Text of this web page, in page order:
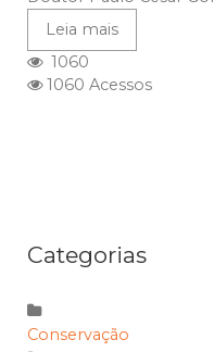
Leia mais
1060
1060 Acessos
Categorias
Conservação